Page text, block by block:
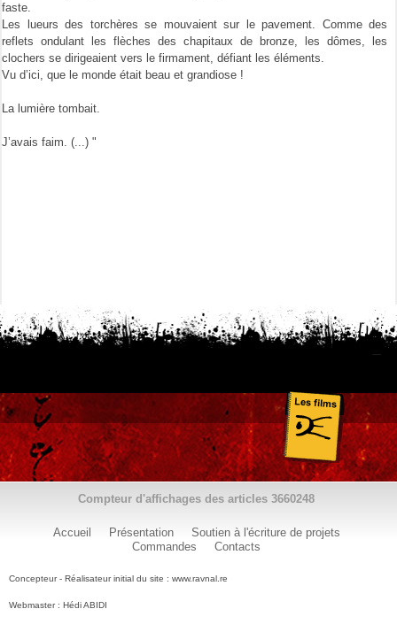
faste.
Les lueurs des torchères se mouvaient sur le pavement. Comme des
reflets ondulant les flèches des chapitaux de bronze, les dômes, les
clochers se dirigeaient vers le firmament, défiant les éléments.
Vu d’ici, que le monde était beau et grandiose !
La lumière tombait.
J’avais faim. (...) "
Compteur d'affichages des articles 3660248
Accueil Présentation
Soutien à l'écriture de projets
Commandes
Contacts
Concepteur - Réalisateur initial du site : www.ravnal.re
Webmaster : Hédi ABIDI